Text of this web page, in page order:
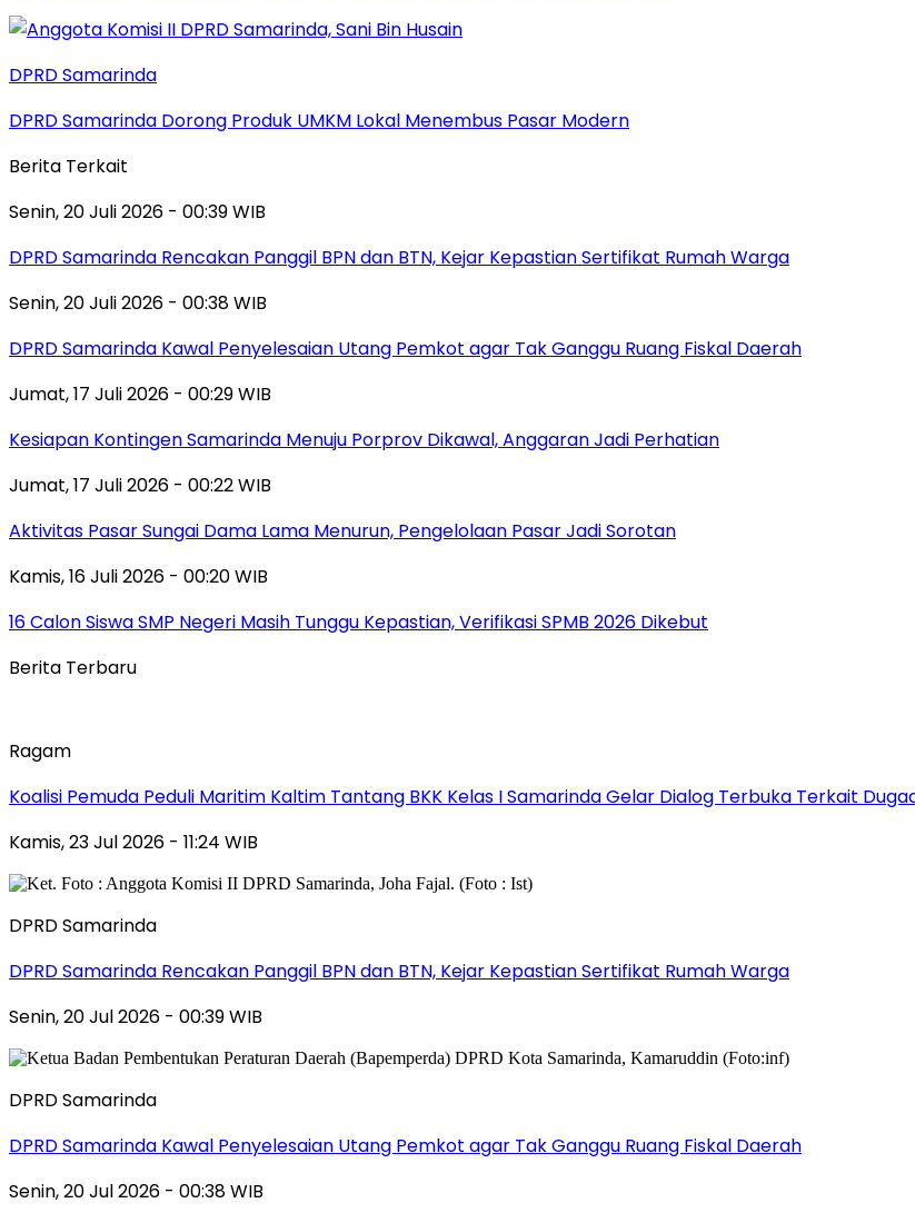
DPRD Samarinda
DPRD Samarinda Dorong Produk UMKM Lokal Menembus Pasar Modern
Berita Terkait
Senin, 20 Juli 2026 - 00:39 WIB
DPRD Samarinda Rencakan Panggil BPN dan BTN, Kejar Kepastian Sertifikat Rumah Warga
Senin, 20 Juli 2026 - 00:38 WIB
DPRD Samarinda Kawal Penyelesaian Utang Pemkot agar Tak Ganggu Ruang Fiskal Daerah
Jumat, 17 Juli 2026 - 00:29 WIB
Kesiapan Kontingen Samarinda Menuju Porprov Dikawal, Anggaran Jadi Perhatian
Jumat, 17 Juli 2026 - 00:22 WIB
Aktivitas Pasar Sungai Dama Lama Menurun, Pengelolaan Pasar Jadi Sorotan
Kamis, 16 Juli 2026 - 00:20 WIB
16 Calon Siswa SMP Negeri Masih Tunggu Kepastian, Verifikasi SPMB 2026 Dikebut
Berita Terbaru
Ragam
Koalisi Pemuda Peduli Maritim Kaltim Tantang BKK Kelas I Samarinda Gelar Dialog Terbuka Terkait
Kamis, 23 Jul 2026 - 11:24 WIB
DPRD Samarinda
DPRD Samarinda Rencakan Panggil BPN dan BTN, Kejar Kepastian Sertifikat Rumah Warga
Senin, 20 Jul 2026 - 00:39 WIB
DPRD Samarinda
DPRD Samarinda Kawal Penyelesaian Utang Pemkot agar Tak Ganggu Ruang Fiskal Daerah
Senin, 20 Jul 2026 - 00:38 WIB